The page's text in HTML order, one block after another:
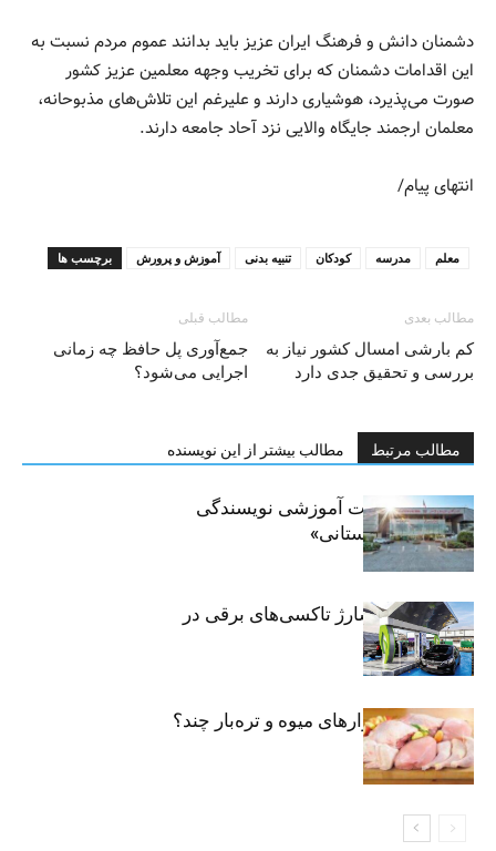
دشمنان دانش و فرهنگ ایران عزیز باید بدانند عموم مردم نسبت به
این اقدامات دشمنان که برای تخریب وجهه معلمین عزیز کشور
صورت می‌پذیرد، هوشیاری دارند و علیرغم این تلاش‌های مذبوحانه،
معلمان ارجمند جایگاه والایی نزد آحاد جامعه دارند.
انتهای پیام/
برچسب ها آموزش و پرورش تنبیه بدنی کودکان مدرسه معلم
مطالب قبلی
جمع‌آوری پل حافظ چه زمانی
اجرایی می‌شود؟
مطالب بعدی
کم بارشی امسال کشور نیاز به
بررسی و تحقیق جدی دارد
مطالب مرتبط مطالب بیشتر از این نویسنده
برگزاری جلسات آموزشی نویسندگی
«زندگی‌نامه داستانی»
توسعه شبکه شارژ تاکسی‌های برقی در
پایتخت
مرغ تازه در بازارهای میوه و تره‌بار چند؟